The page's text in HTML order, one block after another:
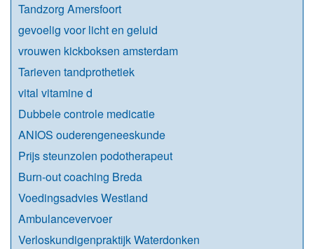
Tandzorg Amersfoort
gevoelig voor licht en geluid
vrouwen kickboksen amsterdam
Tarieven tandprothetiek
vital vitamine d
Dubbele controle medicatie
ANIOS ouderengeneeskunde
Prijs steunzolen podotherapeut
Burn-out coaching Breda
Voedingsadvies Westland
Ambulancevervoer
Verloskundigenpraktijk Waterdonken